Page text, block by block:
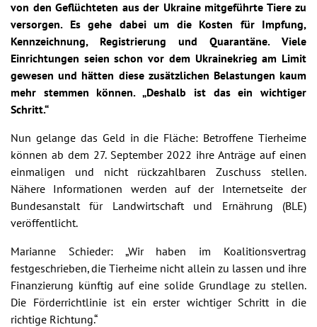
von den Geflüchteten aus der Ukraine mitgeführte Tiere zu
versorgen. Es gehe dabei um die Kosten für Impfung,
Kennzeichnung, Registrierung und Quarantäne. Viele
Einrichtungen seien schon vor dem Ukrainekrieg am Limit
gewesen und hätten diese zusätzlichen Belastungen kaum
mehr stemmen können. „Deshalb ist das ein wichtiger
Schritt.“
Nun gelange das Geld in die Fläche: Betroffene Tierheime
können ab dem 27. September 2022 ihre Anträge auf einen
einmaligen und nicht rückzahlbaren Zuschuss stellen.
Nähere Informationen werden auf der Internetseite der
Bundesanstalt für Landwirtschaft und Ernährung (BLE)
veröffentlicht.
Marianne Schieder: „Wir haben im Koalitionsvertrag
festgeschrieben, die Tierheime nicht allein zu lassen und ihre
Finanzierung künftig auf eine solide Grundlage zu stellen.
Die Förderrichtlinie ist ein erster wichtiger Schritt in die
richtige Richtung.“